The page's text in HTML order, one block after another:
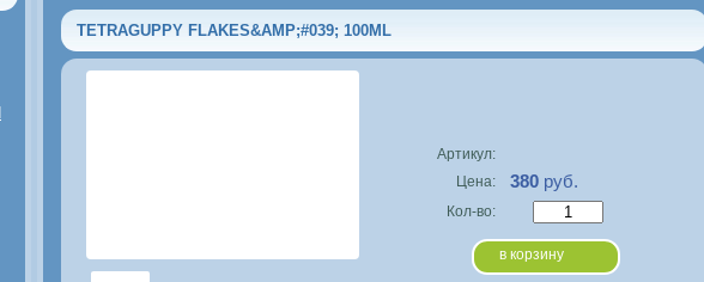
TETRAGUPPY FLAKES&AMP;#039; 100ML
Артикул:
Цена:
380 руб.
Кол-во:
в корзину